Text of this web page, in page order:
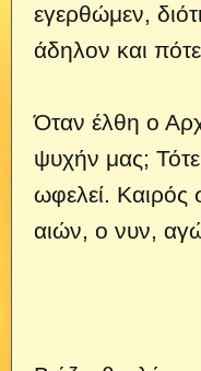
εγερθώμεν,
άδηλον και
Όταν έλθη ο
ψυχήν μας;
ωφελεί.
αιών, ο νυν,